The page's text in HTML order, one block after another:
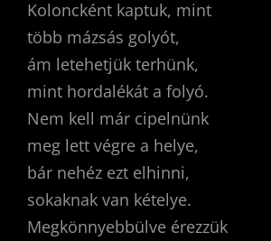
Koloncként kaptuk, mint
több mázsás golyót,
ám letehetjük terhünk,
mint hordalékát a folyó.
Nem kell már cipelnünk
meg lett végre a helye,
bár nehéz ezt elhinni,
sokaknak van kételye.
Megkönnyebbülve érezzük